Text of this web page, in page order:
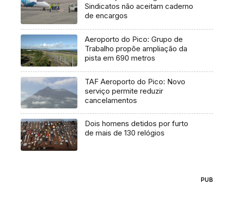
Sindicatos não aceitam caderno
de encargos
Aeroporto do Pico: Grupo de
Trabalho propõe ampliação da
pista em 690 metros
TAF Aeroporto do Pico: Novo
serviço permite reduzir
cancelamentos
Dois homens detidos por furto
de mais de 130 relógios
PUB